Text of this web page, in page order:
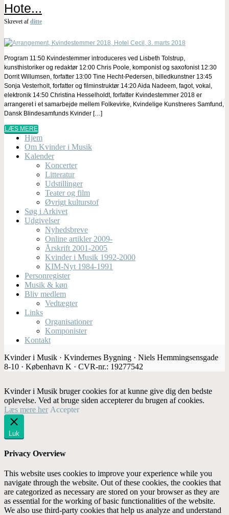
Hote...
Skrevet af ditte
Program 11:50 Kvindestemmer introduceres ved Lisbeth Tolstrup,
kunsthistoriker og redaktør 12:00 Chris Poole, komponist og saxofonist 12:30
Dorrit Willumsen, forfatter 13:00 Tine Hecht-Pedersen, billedkunstner 13:45
Sonja Vesterholt, forfatter og filminstruktør 14:20 Aida Nadeem, fagot, vokal,
elektronik 14:50 Christina Hesselholdt, forfatter Kvindestemmer 2018 er
arrangeret i et samarbejde mellem Folkevirke, Kvindelige Kunstneres Samfund,
Dansk Blindesamfunds Kvinder […]
LÆS MERE
Hjem
Om Kvinder i Musik
Kalender
Koncerter
Litteratur
Udstillinger
Teater og film
Øvrigt kulturstof
Søg i Arkivet
Udgivelser
Nyhedsbreve
Online artikler 2009-
Årskrift 2001-2005
Kvinder i Musik 1992-2000
KIM-Nyt 1984-1991
Personregister
Musik & køn
Bliv medlem
Vedtægter
Links
Organisationer
Komponister
Kontakt
Kvinder i Musik · Kvindernes Bygning · Niels Hemmingsensgade
8-10 · København K · CVR-nr.: 19277542
Kvinder i Musik bruger cookies for at kunne give dig den bedste
oplevelse. Ved at bruge siden accepterer du brugen af cookies.
Læs mere her Accepter
Luk
Privacy Overview
This website uses cookies to improve your experience while you
navigate through the website. Out of these cookies, the cookies that
are categorized as necessary are stored on your browser as they are
as essential for the working of basic functionalities of the website.
We also use third-party cookies that help us analyze and understand